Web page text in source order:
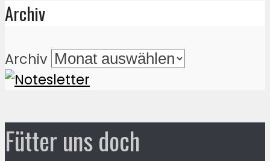
Archiv
Archiv
Fütter uns doch